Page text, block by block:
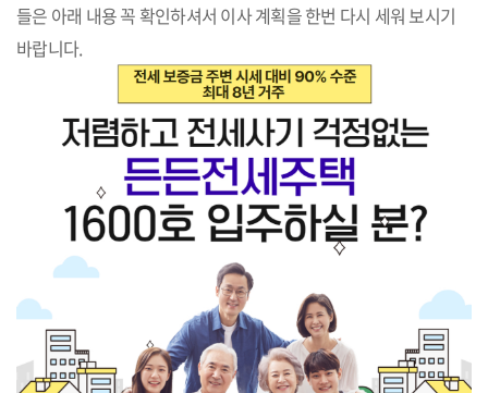
들은 아래 내용 꼭 확인하셔서 이사 계획을 한번 다시 세워 보시기
바랍니다.